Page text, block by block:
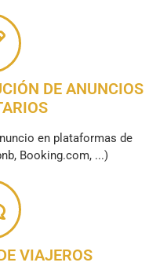
DE ANUNCIOS
en plataformas de
Booking.com, ...)
VIAJEROS